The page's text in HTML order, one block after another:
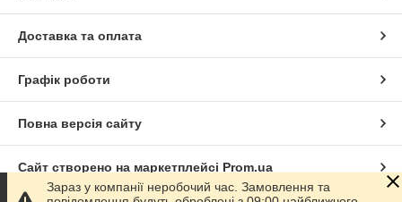
Доставка та оплата
Графік роботи
Повна версія сайту
Сайт створено на маркетплейсі Prom.ua
Зараз у компанії неробочий час. Замовлення та